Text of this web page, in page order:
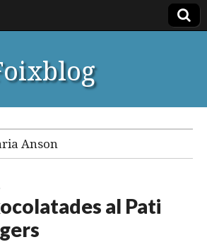
Anson
al Pati